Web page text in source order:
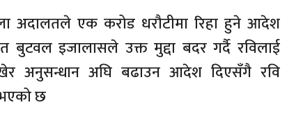
अदालतले एक करोड धरौटीमा रिहा हुने आदेश
बुटवल इजालासले उक्त मुद्दा बदर गर्दै रविलाई
अनुसन्धान अघि बढाउन आदेश दिएसँगै रवि
छ